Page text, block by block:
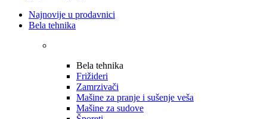
Najnovije u prodavnici
Bela tehnika
Bela tehnika
Frižideri
Zamrzivači
Mašine za pranje i sušenje veša
Mašine za sudove